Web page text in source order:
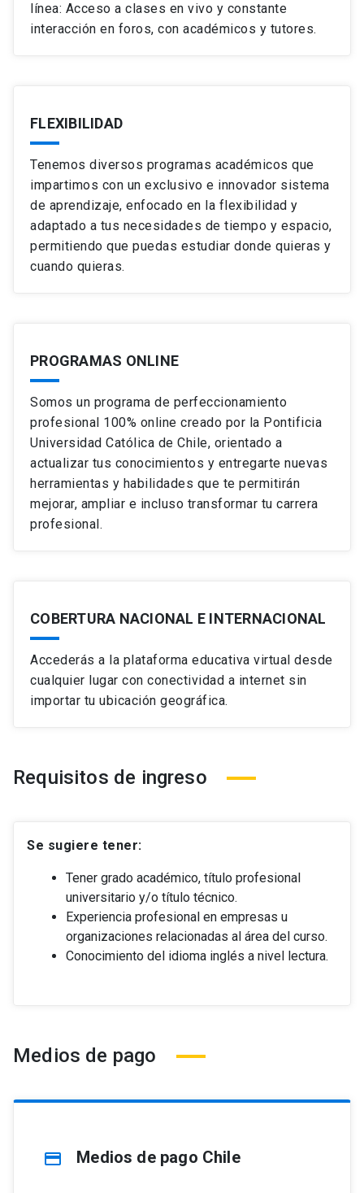
línea: Acceso a clases en vivo y constante
interacción en foros, con académicos y tutores.
FLEXIBILIDAD
Tenemos diversos programas académicos que
impartimos con un exclusivo e innovador sistema
de aprendizaje, enfocado en la flexibilidad y
adaptado a tus necesidades de tiempo y espacio,
permitiendo que puedas estudiar donde quieras y
cuando quieras.
PROGRAMAS ONLINE
Somos un programa de perfeccionamiento
profesional 100% online creado por la Pontificia
Universidad Católica de Chile, orientado a
actualizar tus conocimientos y entregarte nuevas
herramientas y habilidades que te permitirán
mejorar, ampliar e incluso transformar tu carrera
profesional.
COBERTURA NACIONAL E INTERNACIONAL
Accederás a la plataforma educativa virtual desde
cualquier lugar con conectividad a internet sin
importar tu ubicación geográfica.
Requisitos de ingreso
Se sugiere tener:
Tener grado académico, título profesional
universitario y/o título técnico.
Experiencia profesional en empresas u
organizaciones relacionadas al área del curso.
Conocimiento del idioma inglés a nivel lectura.
Medios de pago
credit_card Medios de pago Chile